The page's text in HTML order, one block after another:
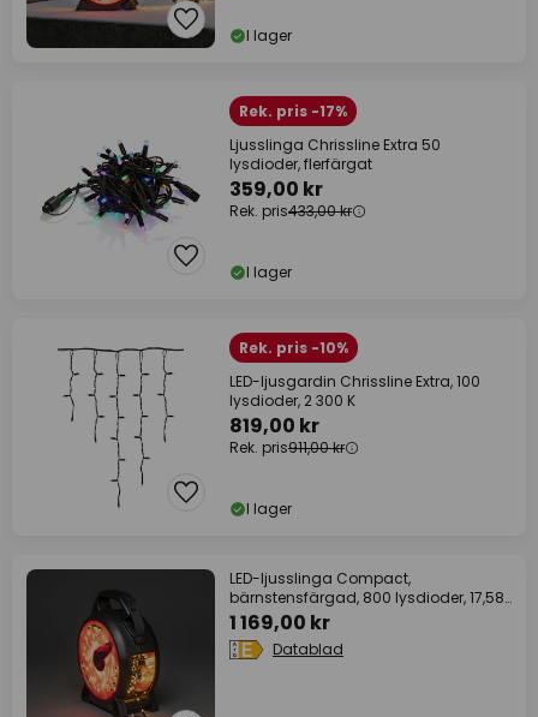
I lager
Rek. pris -17%
Ljusslinga Chrissline Extra 50
lysdioder, flerfärgat
359,00 kr
Rek. pris433,00 kr
I lager
Rek. pris -10%
LED-ljusgardin Chrissline Extra, 100
lysdioder, 2 300 K
819,00 kr
Rek. pris911,00 kr
I lager
LED-ljusslinga Compact,
bärnstensfärgad, 800 lysdioder, 17,58
m
1 169,00 kr
Datablad